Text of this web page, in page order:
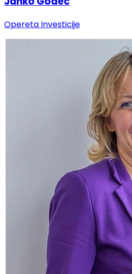
Opereta Investicije